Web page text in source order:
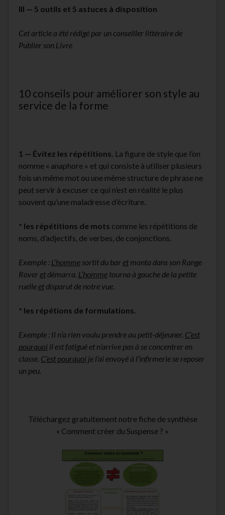
III — 5 outils et 5 astuces à disposition
Cet article a été rédigé par un conseiller littéraire de
Publier son Livre
10 conseils pour améliorer son style au
service de la forme
1 — Évitez les répétitions. La figure de style que l’on
nomme « anaphore » et qui consiste à utiliser plusieurs
fois un même mot ou une même structure de phrase ne
peut servir à excuser ce qui n’est en réalité le plus
souvent qu’une maladresse d’écriture.
* les répétitions de mots comme les répétitions de
noms, d’adjectifs, de verbes, de conjonctions.
Exemple : L’hommesortit du bar etmonta dans son Range
Rover etdémarra. L’hommetourna à gauche de la petite
ruelle etdisparut de notre vue.
* les répétions de formulations.
Exemple : Il n’a rien voulu prendre au petit-déjeuner. C’est
pourquoi il est fatigué et n’arrive pas à se concentrer en
classe. C’est pourquoi je l’ai envoyé à l’infirmerie se reposer
un peu.
Téléchargez gratuitement notre fiche de synthèse
« Comment créer du Suspense ? »